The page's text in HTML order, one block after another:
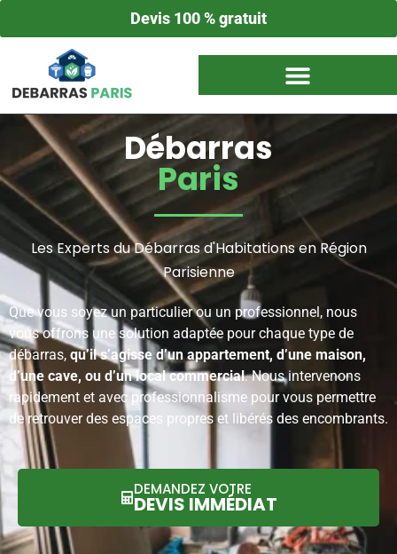
Devis 100 % gratuit
Débarras
Paris
Les Experts du Débarras d'Habitations en Région
Parisienne
Que vous soyez un particulier ou un professionnel, nous
vous offrons une solution adaptée pour chaque type de
débarras, qu’il s’agisse d’un appartement, d’une maison,
d’une cave, ou d’un local commercial. Nous intervenons
rapidement et avec professionnalisme pour vous permettre
de retrouver des espaces propres et libérés des encombrants.
DEMANDEZ VOTRE
DEVIS IMMÉDIAT